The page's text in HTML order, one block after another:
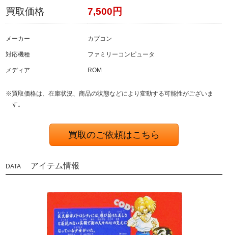
買取価格 7,500円
メーカー カプコン
対応機種 ファミリーコンピュータ
メディア ROM
※買取価格は、在庫状況、商品の状態などにより変動する可能性がございま
す。
買取のご依頼はこちら
アイテム情報